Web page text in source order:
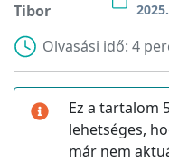
Tibor
Olvasási idő: 4
Ez a tartalom
lehetséges,
már nem